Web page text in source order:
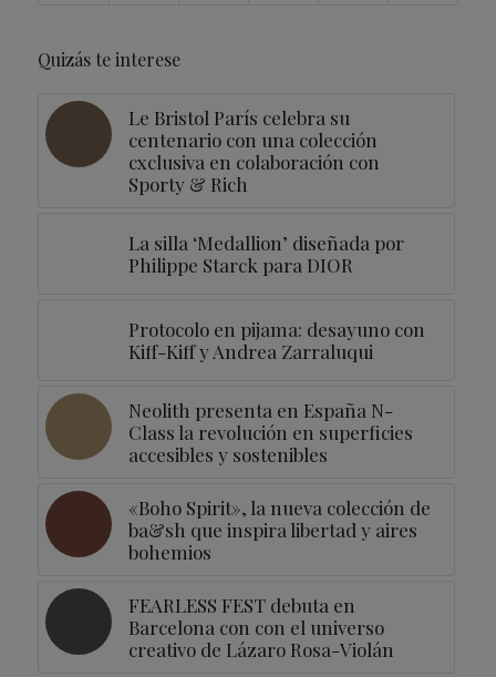
Quizás te interese
Le Bristol París celebra su
centenario con una colección
cxclusiva en colaboración con
Sporty & Rich
La silla ‘Medallion’ diseñada por
Philippe Starck para DIOR
Protocolo en pijama: desayuno con
Kiff-Kiff y Andrea Zarraluqui
Neolith presenta en España N-
Class la revolución en superficies
accesibles y sostenibles
«Boho Spirit», la nueva colección de
ba&sh que inspira libertad y aires
bohemios
FEARLESS FEST debuta en
Barcelona con con el universo
creativo de Lázaro Rosa-Violán